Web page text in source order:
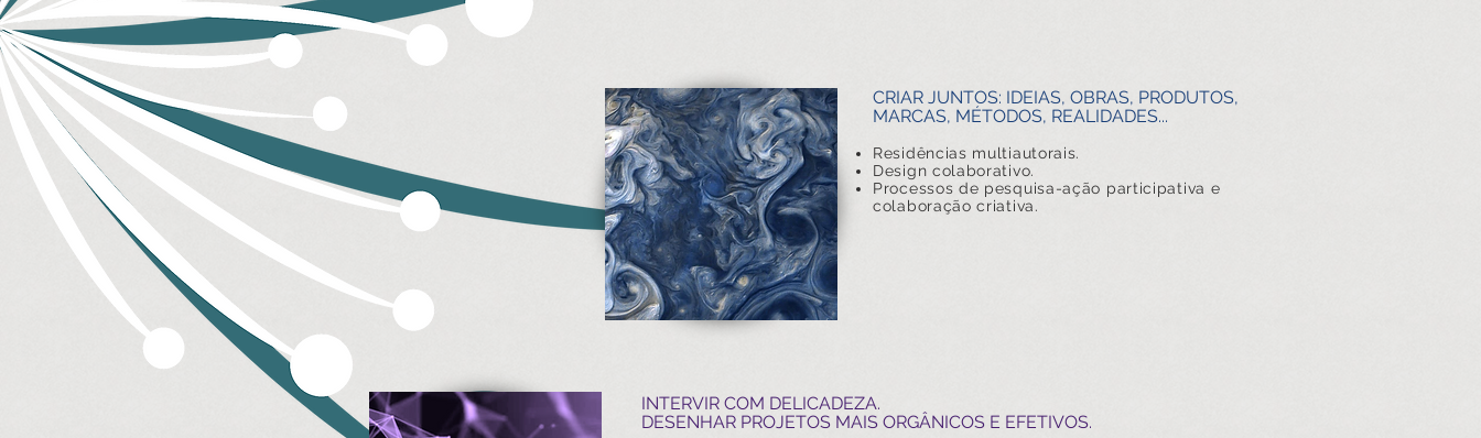
CRIAR JUNTOS: IDEIAS, OBRAS, PRODUTOS,
MARCAS, MÉTODOS, REALIDADES...
Residências multiautorais.
Design colaborativo.
Processos de pesquisa-ação participativa e
colaboração criativa.
INTERVIR COM DELICADEZA.
DESENHAR PROJETOS MAIS ORGÂNICOS E EFETIVOS.